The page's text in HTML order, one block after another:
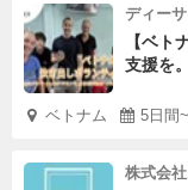
ディー
【ベト
支援を
ベトナム 5日間~
株式会